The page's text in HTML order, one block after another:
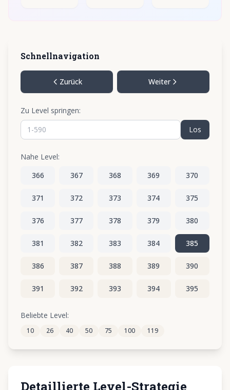
Schnellnavigation
Zurück Weiter
Zu Level springen:
Los
Nahe Level:
366
367 368 369 370
371 372 373 374 375
376 377 378 379 380
381 382 383 384 385
386 387 388 389 390
391 392 393 394 395
396
401 402 403 404
Beliebte Level:
10 26 40 50 75 100 119
Detaillierte Level-Strategie